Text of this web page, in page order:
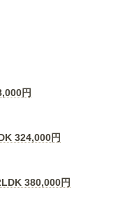
円
324,000円
380,000円